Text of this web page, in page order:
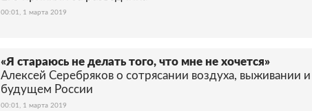
00:01, 1 марта 2019
«Я стараюсь не делать того, что мне не хочется»
Алексей Серебряков о сотрясании воздуха, выживании и
будущем России
00:01, 1 марта 2019